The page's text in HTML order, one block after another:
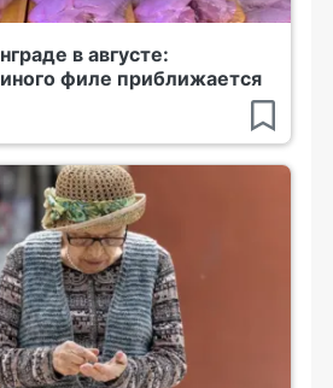
в августе:
филе приближается